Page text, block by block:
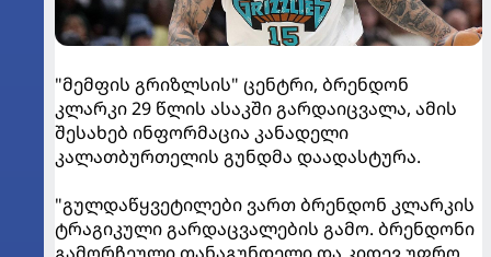
"მემფის გრიზლსის" ცენტრი, ბრენდონ
კლარკი 29 წლის ასაკში გარდაიცვალა, ამის
შესახებ ინფორმაცია კანადელი
კალათბურთელის გუნდმა დაადასტურა.
"გულდაწყვეტილები ვართ ბრენდონ კლარკის
ტრაგიკული გარდაცვალების გამო. ბრენდონი